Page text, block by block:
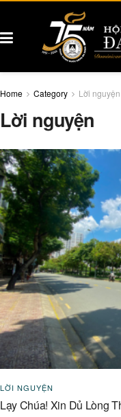
Home Category Lời nguyện
Lời nguyện
LỜI NGUYỆN
Lạy Chúa! Xin Dủ Lòng